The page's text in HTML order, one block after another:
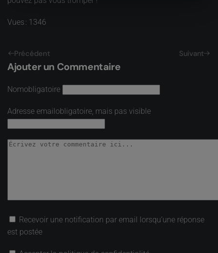
Vues : 1346
Précédent Suivant
Ajouter un Commentaire
Nomobligatoire
Adresse emailobligatoire, mais pas visible
Recevoir une notification par email lorsqu’une réponse
est postée